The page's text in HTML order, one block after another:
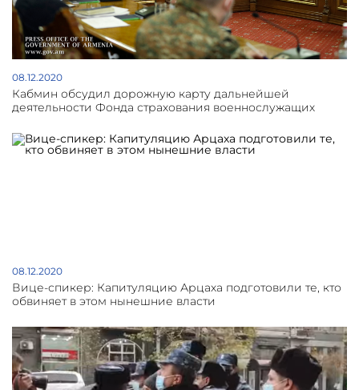
08.12.2020
Кабмин обсудил дорожную карту дальнейшей
деятельности Фонда страхования военнослужащих
08.12.2020
Вице-спикер: Капитуляцию Арцаха подготовили те, кто
обвиняет в этом нынешние власти